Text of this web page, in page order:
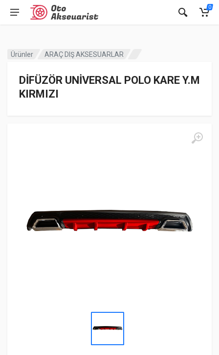
0
Ürünler ARAÇ DIŞ AKSESUARLAR
DİFÜZÖR UNİVERSAL POLO KARE Y.M
KIRMIZI